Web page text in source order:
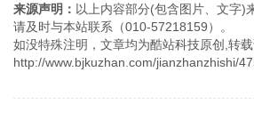
来源声明： 以上内容部分(包含图片、文字)
请及时与本站联系（010-57218159）。
如没特殊注明，文章均为酷站科技原创,转
http://www.bjkuzhan.com/jianzhanzhishi/